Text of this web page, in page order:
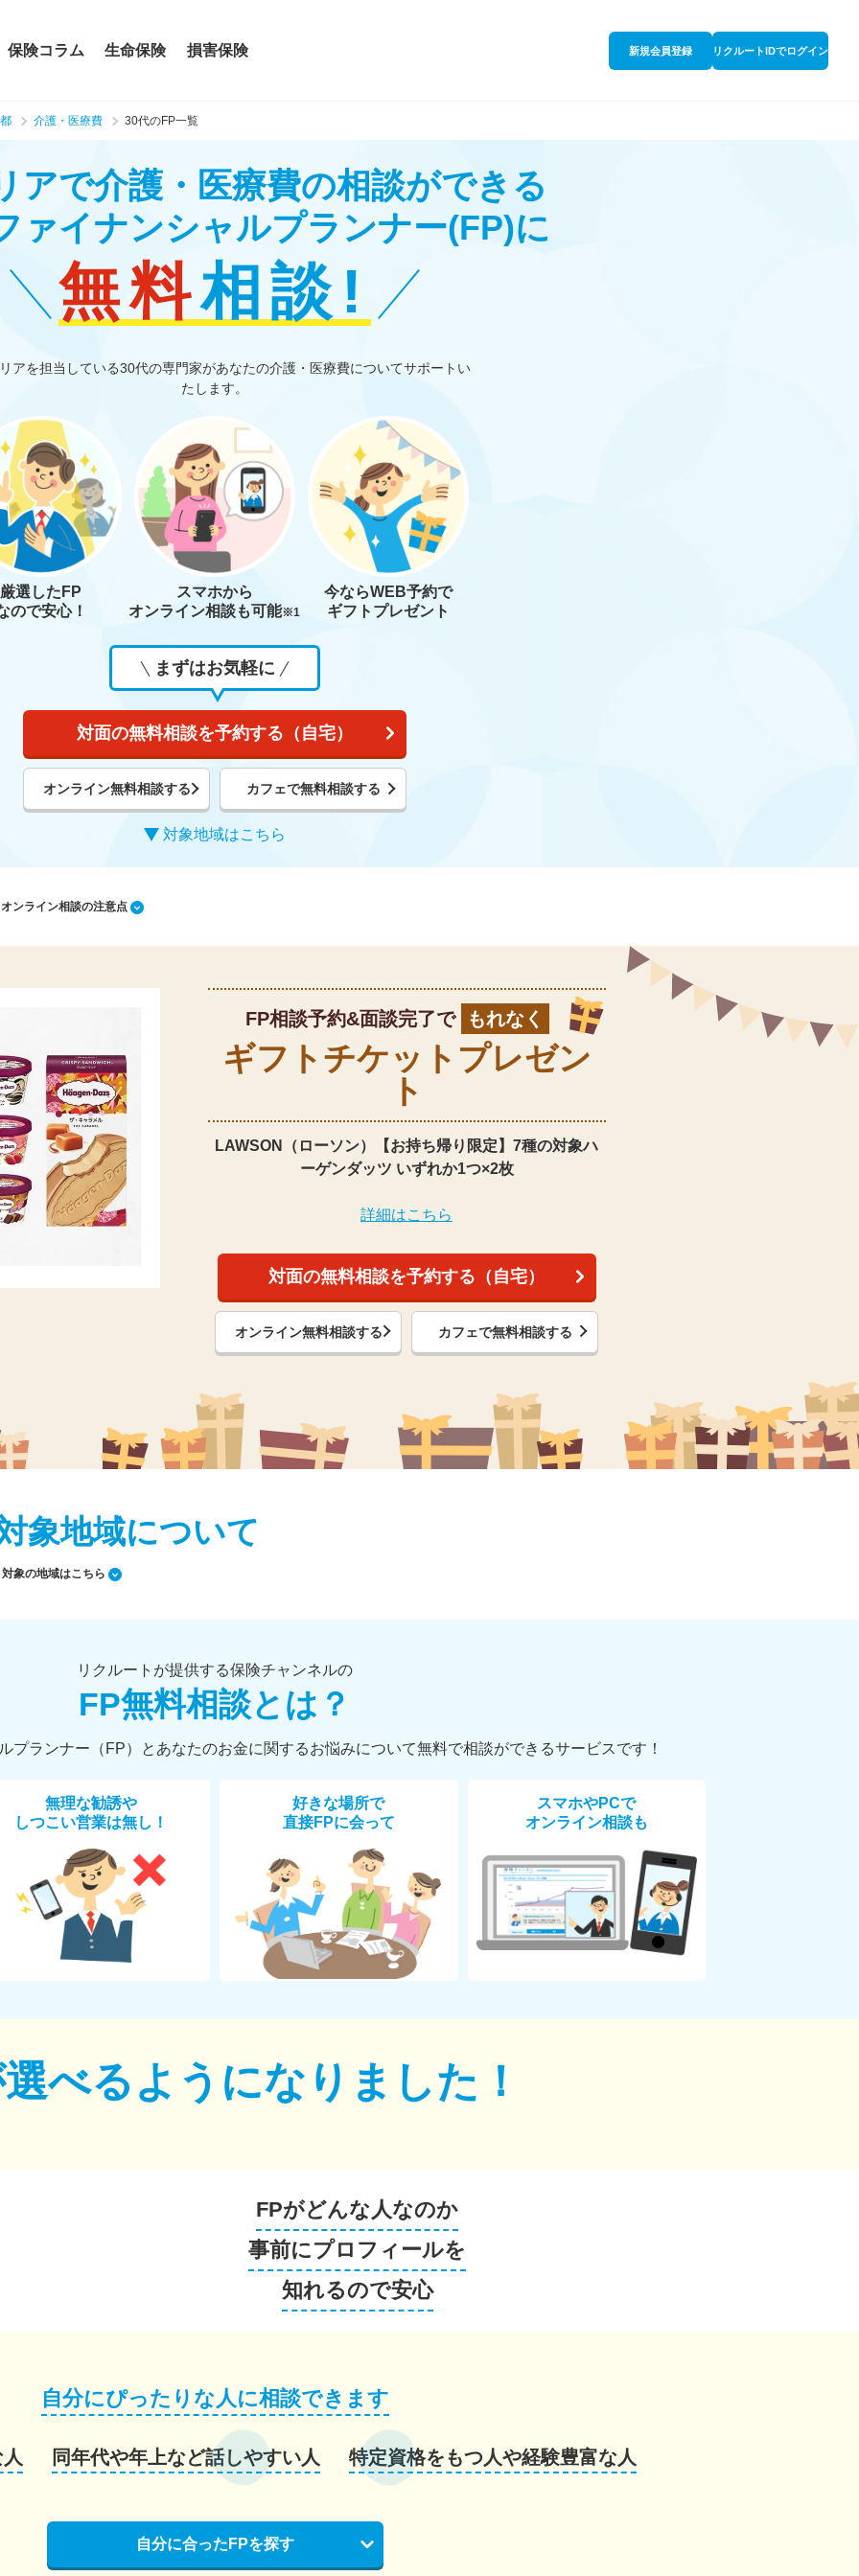
保険コラム 生命保険 損害保険 新規会員登録 リクルートIDでログイン
介護・医療費 30代のFP一覧
アで介護・医療費の相談ができる
ァイナンシャルプランナー(FP)に
無料相談!
アを担当している30代の専門家があなたの介護・医療費についてサポートい
たします。
厳選したFP
ので安心！
スマホから
オンライン相談も可能※1
今ならWEB予約で
ギフトプレゼント
まずはお気軽に
対面の無料相談を予約する（自宅）
オンライン無料相談する カフェで無料相談する
対象地域はこちら
ンライン相談の注意点
FP相談予約&面談完了で もれなく
ギフトチケット プレゼン
ト
LAWSON（ローソン）【お持ち帰り限定】 7種の対象ハ
ーゲンダッツ いずれか1つ×2枚
詳細はこちら
対面の無料相談を予約する（自宅）
オンライン無料相談する カフェで無料相談する
象地域について
対象の地域はこちら
リクルートが提供する保険チャンネルの
FP無料相談とは？
プランナー（FP）とあなたのお金に関するお悩みについて無料で相談ができるサービスです！
無理な勧誘や
しつこい営業は無し！
好きな場所で
直接FPに会って
スマホやPCで
オンライン相談も
べるようになりました！
FPがどんな人なのか
事前にプロフィールを
知れるので安心
自分にぴったりな人に相談できます
同年代や年上など話しやすい人 特定資格をもつ人や経験豊富な人
自分に合ったFPを探す